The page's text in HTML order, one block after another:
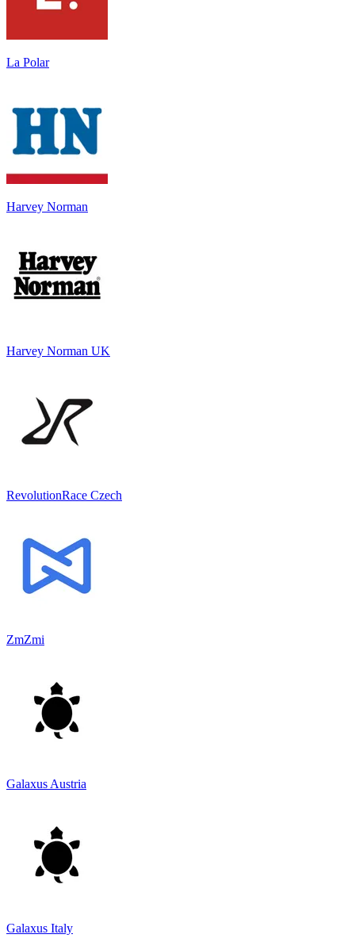
La Polar
Harvey Norman
Harvey Norman UK
RevolutionRace Czech
ZmZmi
Galaxus Austria
Galaxus Italy